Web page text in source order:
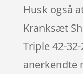
Husk også
Kranksæt
Triple 42-
anerkendte